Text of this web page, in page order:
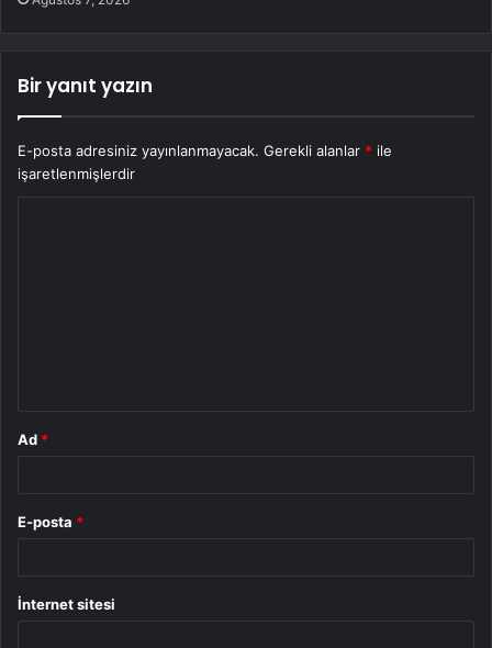
Bir yanıt yazın
E-posta adresiniz yayınlanmayacak. Gerekli alanlar * ile
işaretlenmişlerdir
Ad *
E-posta *
İnternet sitesi